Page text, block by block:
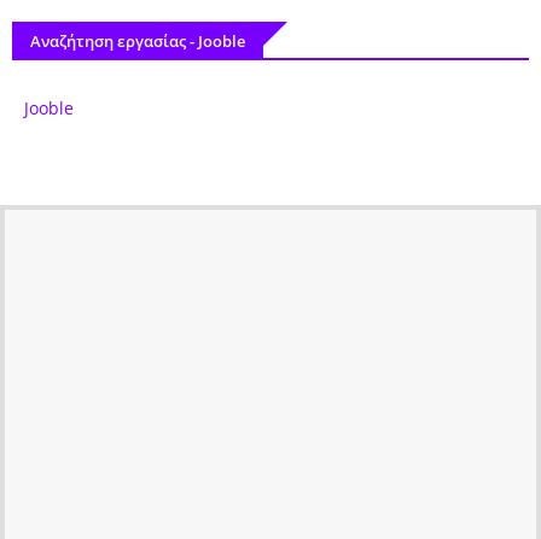
Αναζήτηση εργασίας - Jooble
Jooble